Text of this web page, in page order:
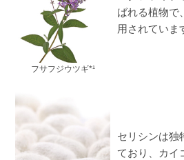
フサフジウツギ*¹
ばれる植物で
用されていま
セリシンは独
ており、カイ